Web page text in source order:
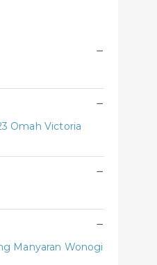
−
−
Omah Victoria
−
−
Manyaran Wonogi